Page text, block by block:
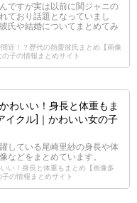
ですが実は以前に関ジャニの
ており話題となっていまし
氏や結婚についてまとめてみ
近！？歴代の熱愛彼氏まとめ【画像
子の情報まとめサイト
わいい！身長と体重もま
イクル]｜かわいい女の子
している尾崎里紗の身長や体
などをまとめています。
い！身長と体重もまとめ【画像多
の情報まとめサイト